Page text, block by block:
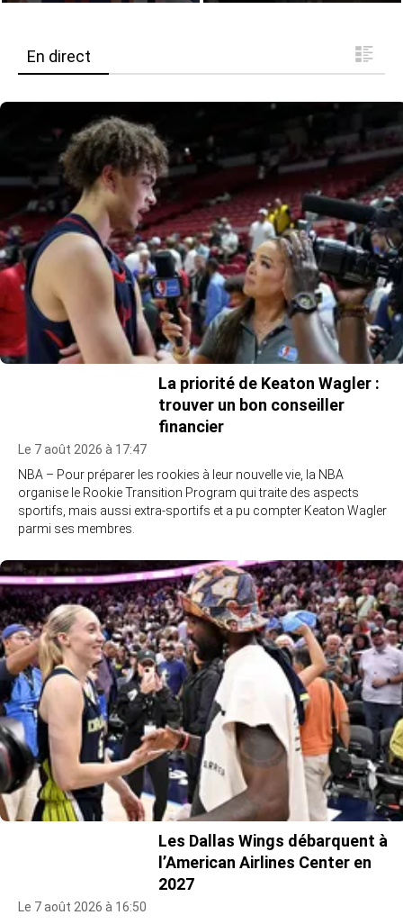
En direct
La priorité de Keaton Wagler :
trouver un bon conseiller
financier
Le 7 août 2026 à 17:47
NBA – Pour préparer les rookies à leur nouvelle vie, la NBA
organise le Rookie Transition Program qui traite des aspects
sportifs, mais aussi extra-sportifs et a pu compter Keaton Wagler
parmi ses membres.
Les Dallas Wings débarquent à
l’American Airlines Center en
2027
Le 7 août 2026 à 16:50